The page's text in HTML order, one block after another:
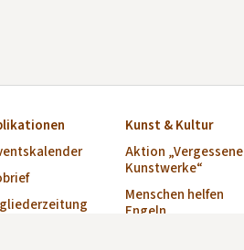
Kunst & Kultur
Aktion „Vergessene
Kunstwerke“
Menschen helfen
Engeln